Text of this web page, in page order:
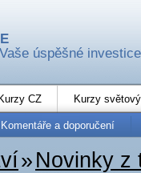
úspěšné investice
Kurzy CZ Kurzy
Komentáře a doporučení
» Novinky z